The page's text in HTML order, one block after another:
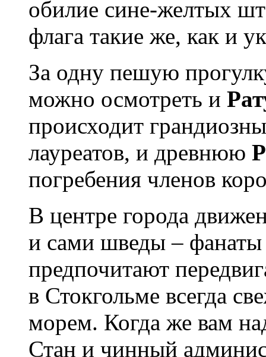
обилие сине-желтых
флага такие же, как и
За одну пешую
можно осмотреть и
происходит
лауреатов, и древнюю
погребения членов
В центре города
и сами шведы – фанаты
предпочитают
в Стокгольме всегда
морем. Когда же вам
Стан и чинный